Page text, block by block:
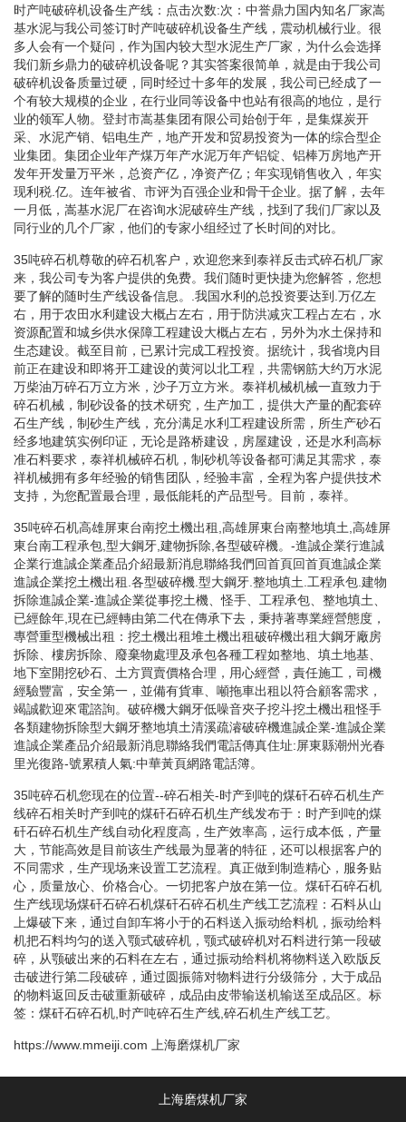
时产吨破碎机设备生产线：点击次数:次：中誉鼎力国内知名厂家嵩
基水泥与我公司签订时产吨破碎机设备生产线，震动机械行业。很
多人会有一个疑问，作为国内较大型水泥生产厂家，为什么会选择
我们新乡鼎力的破碎机设备呢？其实答案很简单，就是由于我公司
破碎机设备质量过硬，同时经过十多年的发展，我公司已经成了一
个有较大规模的企业，在行业同等设备中也站有很高的地位，是行
业的领军人物。登封市嵩基集团有限公司始创于年，是集煤炭开
采、水泥产销、铝电生产，地产开发和贸易投资为一体的综合型企
业集团。集团企业年产煤万年产水泥万年产铝锭、铝棒万房地产开
发年开发量万平米，总资产亿，净资产亿；年实现销售收入，年实
现利税.亿。连年被省、市评为百强企业和骨干企业。据了解，去年
一月低，嵩基水泥厂在咨询水泥破碎生产线，找到了我们厂家以及
同行业的几个厂家，他们的专家小组经过了长时间的对比。
35吨碎石机尊敬的碎石机客户，欢迎您来到泰祥反击式碎石机厂家
来，我公司专为客户提供的免费。我们随时更快捷为您解答，您想
要了解的随时生产线设备信息。.我国水利的总投资要达到.万亿左
右，用于农田水利建设大概占左右，用于防洪减灾工程占左右，水
资源配置和城乡供水保障工程建设大概占左右，另外为水土保持和
生态建设。截至目前，已累计完成工程投资。据统计，我省境内目
前正在建设和即将开工建设的黄河以北工程，共需钢筋大约万水泥
万柴油万碎石万立方米，沙子万立方米。泰祥机械机械一直致力于
碎石机械，制砂设备的技术研究，生产加工，提供大产量的配套碎
石生产线，制砂生产线，充分满足水利工程建设所需，所生产砂石
经多地建筑实例印证，无论是路桥建设，房屋建设，还是水利高标
准石料要求，泰祥机械碎石机，制砂机等设备都可满足其需求，泰
祥机械拥有多年经验的销售团队，经验丰富，全程为客户提供技术
支持，为您配置最合理，最低能耗的产品型号。目前，泰祥。
35吨碎石机高雄屏東台南挖土機出租,高雄屏東台南整地填土,高雄屏
東台南工程承包,型大鋼牙,建物拆除,各型破碎機。-進誠企業行進誠
企業行進誠企業產品介紹最新消息聯絡我們回首頁回首頁進誠企業
進誠企業挖土機出租.各型破碎機.型大鋼牙.整地填土.工程承包.建物
拆除進誠企業-進誠企業從事挖土機、怪手、工程承包、整地填土、
已經餘年,現在已經轉由第二代在傳承下去，秉持著專業經營態度，
專營重型機械出租：挖土機出租堆土機出租破碎機出租大鋼牙廠房
拆除、樓房拆除、廢棄物處理及承包各種工程如整地、填土地基、
地下室開挖砂石、土方買賣價格合理，用心經營，責任施工，司機
經驗豐富，安全第一，並備有貨車、噸拖車出租以符合顧客需求，
竭誠歡迎來電諮詢。破碎機大鋼牙低噪音夾子挖斗挖土機出租怪手
各類建物拆除型大鋼牙整地填土清溪疏濬破碎機進誠企業-進誠企業
進誠企業產品介紹最新消息聯絡我們電話傳真住址:屏東縣潮州光春
里光復路-號累積人氣:中華黃頁網路電話簿。
35吨碎石机您现在的位置--碎石相关-时产到吨的煤矸石碎石机生产
线碎石相关时产到吨的煤矸石碎石机生产线发布于：时产到吨的煤
矸石碎石机生产线自动化程度高，生产效率高，运行成本低，产量
大，节能高效是目前该生产线最为显著的特征，还可以根据客户的
不同需求，生产现场来设置工艺流程。真正做到制造精心，服务贴
心，质量放心、价格合心。一切把客户放在第一位。煤矸石碎石机
生产线现场煤矸石碎石机煤矸石碎石机生产线工艺流程：石料从山
上爆破下来，通过自卸车将小于的石料送入振动给料机，振动给料
机把石料均匀的送入颚式破碎机，颚式破碎机对石料进行第一段破
碎，从颚破出来的石料在左右，通过振动给料机将物料送入欧版反
击破进行第二段破碎，通过圆振筛对物料进行分级筛分，大于成品
的物料返回反击破重新破碎，成品由皮带输送机输送至成品区。标
签：煤矸石碎石机,时产吨碎石生产线,碎石机生产线工艺。
https://www.mmeiji.com 上海磨煤机厂家
上海磨煤机厂家